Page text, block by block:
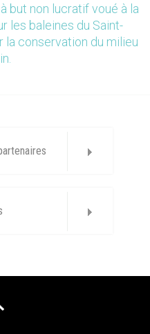
but non lucratif voué à la
les baleines du Saint-
la conservation du milieu